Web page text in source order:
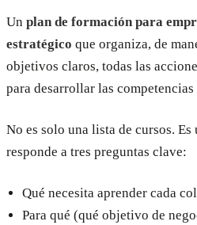
Un plan de formación para
estratégico que organiza, de
objetivos claros, todas las
para desarrollar las
No es solo una lista de cursos. Es
responde a tres preguntas clave:
Qué necesita aprender cada
Para qué (qué objetivo de